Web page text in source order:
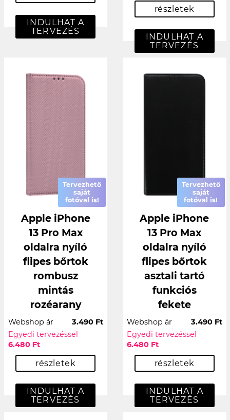
INDULHAT A
TERVEZÉS
részletek
INDULHAT A
TERVEZÉS
Tervezhető
saját
fotóval is!
Apple iPhone
13 Pro Max
oldalra nyíló
flipes bőrtok
rombusz
mintás
rozéarany
Webshop ár
3.490 Ft
Egyedi tervezéssel
6.480 Ft
részletek
INDULHAT A
TERVEZÉS
Tervezhető
saját
fotóval is!
Apple iPhone
13 Pro Max
oldalra nyíló
flipes bőrtok
asztali tartó
funkciós
fekete
Webshop ár
3.490 Ft
Egyedi tervezéssel
6.480 Ft
részletek
INDULHAT A
TERVEZÉS